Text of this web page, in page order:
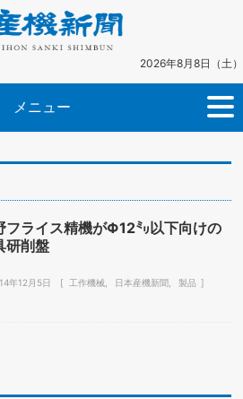
2026年8月8日（土）
メニュー
フライス精機がΦ12㍉以下向けの
研削盤
年12月5日 工作機械 日本産機新聞 製品